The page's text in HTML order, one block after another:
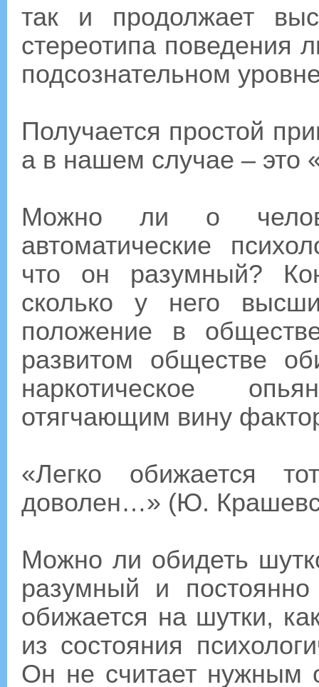
так и продолжает
стереотипа поведения
подсознательном
Получается простой
а в нашем случае – это
Можно ли о
автоматические
что он разумный?
сколько у него
положение в
развитом обществе
наркотическое
отягчающим вину
«Легко обижается
доволен…» (Ю.
Можно ли обидеть
разумный и
обижается на шутки,
из состояния
Он не считает нужным